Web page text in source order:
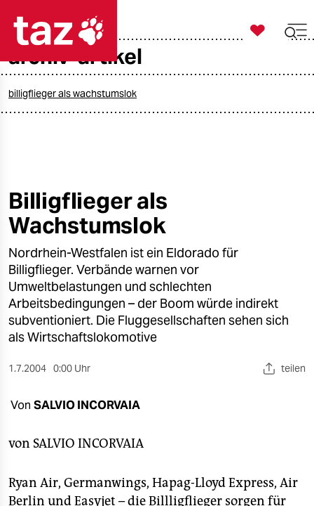
taz zahl ich
öko
gesellschaft
kultur
sport
berlin
nord
verlag
verlag
shop

taz zahl ich
archiv-artikel
billigflieger als wachstumslok
Billigflieger als
Wachstumslok
Nordrhein-Westfalen ist ein Eldorado für
Billigflieger. Verbände warnen vor
Umweltbelastungen und schlechten
Arbeitsbedingungen – der Boom würde indirekt
subventioniert. Die Fluggesellschaften sehen sich
als Wirtschaftslokomotive
1.7.2004 0:00 Uhr teilen
Von SALVIO INCORVAIA
von SALVIO INCORVAIA
Ryan Air, Germanwings, Hapag-Lloyd Express, Air
Berlin und Easyjet – die Billligflieger sorgen für